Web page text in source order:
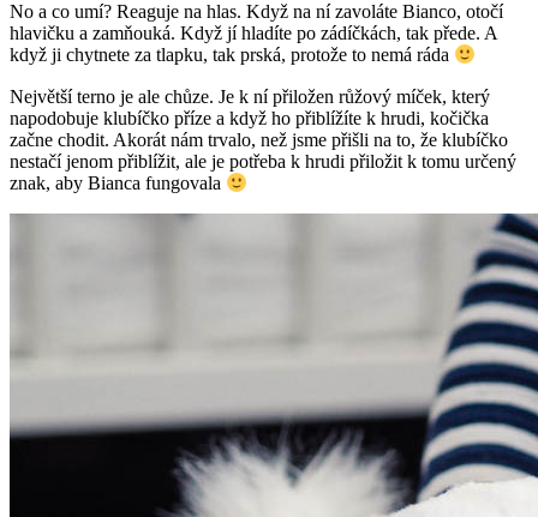
No a co umí? Reaguje na hlas. Když na ní zavoláte Bianco, otočí
hlavičku a zamňouká. Když jí hladíte po zádíčkách, tak přede. A
když ji chytnete za tlapku, tak prská, protože to nemá ráda
Největší terno je ale chůze. Je k ní přiložen růžový míček, který
napodobuje klubíčko příze a když ho přiblížíte k hrudi, kočička
začne chodit. Akorát nám trvalo, než jsme přišli na to, že klubíčko
nestačí jenom přiblížit, ale je potřeba k hrudi přiložit k tomu určený
znak, aby Bianca fungovala